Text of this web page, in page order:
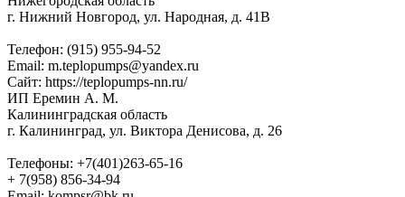
г. Нижний Новгород, ул. Народная, д. 41В
Телефон: (915) 955-94-52
Email: m.teplopumps@yandex.ru
Сайт: https://teplopumps-nn.ru/
ИП Еремин А. М.
Калининградская область
г. Калининград, ул. Виктора Денисова, д. 26
Телефоны: +7(401)263-65-16
+ 7(958) 856-34-94